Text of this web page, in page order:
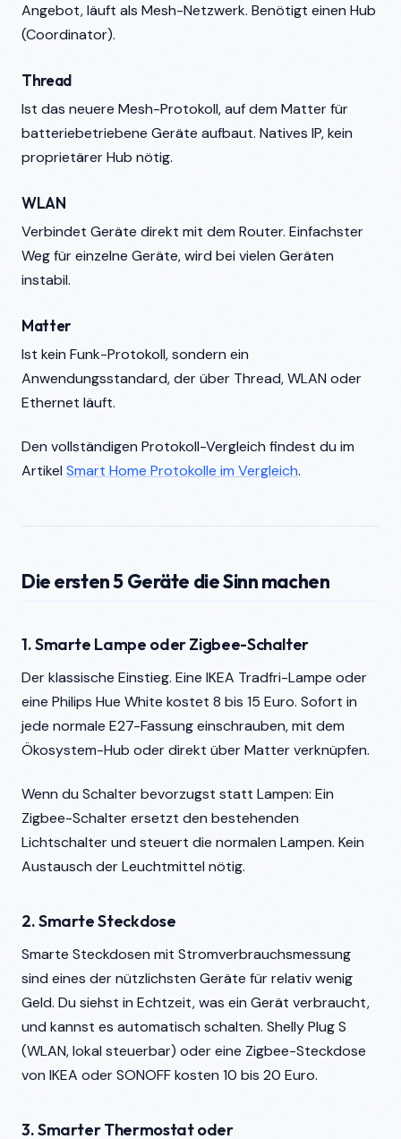
Angebot, läuft als Mesh-Netzwerk. Benötigt einen Hub
(Coordinator).
Thread
Ist das neuere Mesh-Protokoll, auf dem Matter für
batteriebetriebene Geräte aufbaut. Natives IP, kein
proprietärer Hub nötig.
WLAN
Verbindet Geräte direkt mit dem Router. Einfachster
Weg für einzelne Geräte, wird bei vielen Geräten
instabil.
Matter
Ist kein Funk-Protokoll, sondern ein
Anwendungsstandard, der über Thread, WLAN oder
Ethernet läuft.
Den vollständigen Protokoll-Vergleich findest du im
Artikel Smart Home Protokolle im Vergleich.
Die ersten 5 Geräte die Sinn machen
1. Smarte Lampe oder Zigbee-Schalter
Der klassische Einstieg. Eine IKEA Tradfri-Lampe oder
eine Philips Hue White kostet 8 bis 15 Euro. Sofort in
jede normale E27-Fassung einschrauben, mit dem
Ökosystem-Hub oder direkt über Matter verknüpfen.
Wenn du Schalter bevorzugst statt Lampen: Ein
Zigbee-Schalter ersetzt den bestehenden
Lichtschalter und steuert die normalen Lampen. Kein
Austausch der Leuchtmittel nötig.
2. Smarte Steckdose
Smarte Steckdosen mit Stromverbrauchsmessung
sind eines der nützlichsten Geräte für relativ wenig
Geld. Du siehst in Echtzeit, was ein Gerät verbraucht,
und kannst es automatisch schalten. Shelly Plug S
(WLAN, lokal steuerbar) oder eine Zigbee-Steckdose
von IKEA oder SONOFF kosten 10 bis 20 Euro.
3. Smarter Thermostat oder